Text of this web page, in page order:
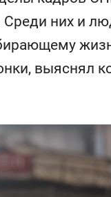
Среди них и
выяснял